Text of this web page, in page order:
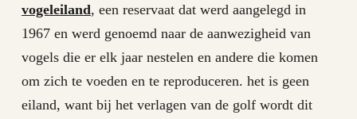
vogeleiland, een reservaat dat werd aangelegd in
1967 en werd genoemd naar de aanwezigheid van
vogels die er elk jaar nestelen en andere die komen
om zich te voeden en te reproduceren. het is geen
eiland, want bij het verlagen van de golf wordt dit